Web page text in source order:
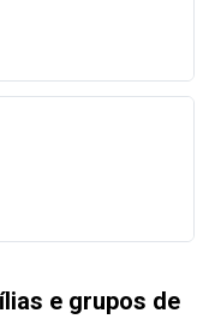
e grupos de